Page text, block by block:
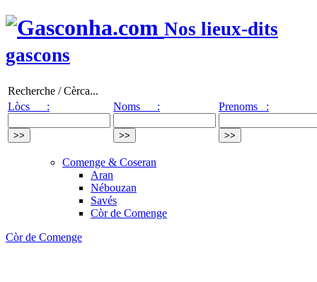
Nos lieux-dits
gascons
Recherche / Cèrca...
Lòcs :
Noms : Prenoms :
Comenge & Coseran
Aran
Nébouzan
Savés
Còr de Comenge
Còr de Comenge